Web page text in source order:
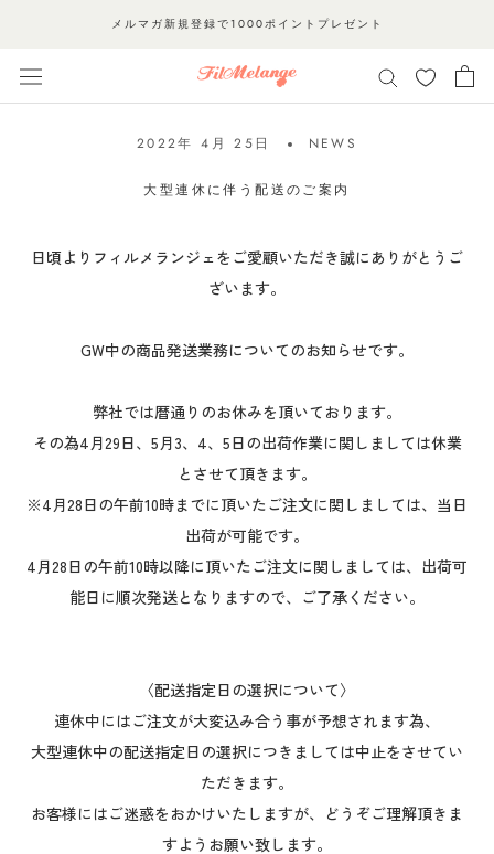
プ
メルマガ新規登録で1000ポイントプレゼント
2022年 4月 25日 NEWS
大型連休に伴う配送のご案内
日頃よりフィルメランジェをご愛顧いただき誠にありがとうご
ざいます。
GW中の商品発送業務についてのお知らせです。
弊社では暦通りのお休みを頂いております。
その為4月29日、5月3、4、5日の出荷作業に関しましては休業
とさせて頂きます。
※4月28日の午前10時までに頂いたご注文に関しましては、当日
出荷が可能です。
4月28日の午前10時以降に頂いたご注文に関しましては、出荷可
能日に順次発送となりますので、ご了承ください。
〈配送指定日の選択について〉
連休中にはご注文が大変込み合う事が予想されます為、
大型連休中の配送指定日の選択につきましては中止をさせてい
ただきます。
お客様にはご迷惑をおかけいたしますが、どうぞご理解頂きま
すようお願い致します。